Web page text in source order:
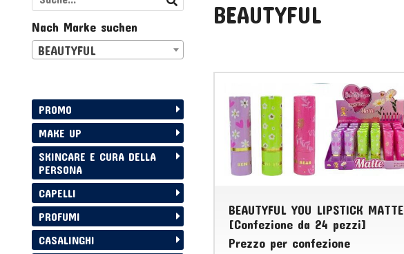
BEAUTYFUL
BEAUTYFUL YOU LIPSTICK MATTE
[Confezione da 24 pezzi]
Prezzo per confezione
Nach Marke suchen
BEAUTYFUL
PROMO
MAKE UP
SKINCARE E CURA DELLA
PERSONA
CAPELLI
PROFUMI
CASALINGHI